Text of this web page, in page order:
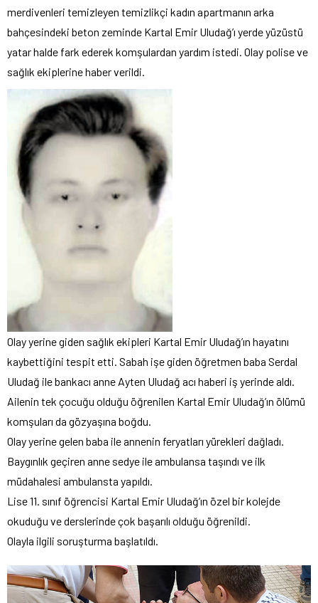
merdivenleri temizleyen temizlikçi kadın apartmanın arka
bahçesindeki beton zeminde Kartal Emir Uludağ’ı yerde yüzüstü
yatar halde fark ederek komşulardan yardım istedi. Olay polise ve
sağlık ekiplerine haber verildi.
Olay yerine giden sağlık ekipleri Kartal Emir Uludağ’ın hayatını
kaybettiğini tespit etti. Sabah işe giden öğretmen baba Serdal
Uludağ ile bankacı anne Ayten Uludağ acı haberi iş yerinde aldı.
Ailenin tek çocuğu olduğu öğrenilen Kartal Emir Uludağ’ın ölümü
komşuları da gözyaşına boğdu.
Olay yerine gelen baba ile annenin feryatları yürekleri dağladı.
Baygınlık geçiren anne sedye ile ambulansa taşındı ve ilk
müdahalesi ambulansta yapıldı.
Lise 11. sınıf öğrencisi Kartal Emir Uludağ’ın özel bir kolejde
okuduğu ve derslerinde çok başarılı olduğu öğrenildi.
Olayla ilgili soruşturma başlatıldı.